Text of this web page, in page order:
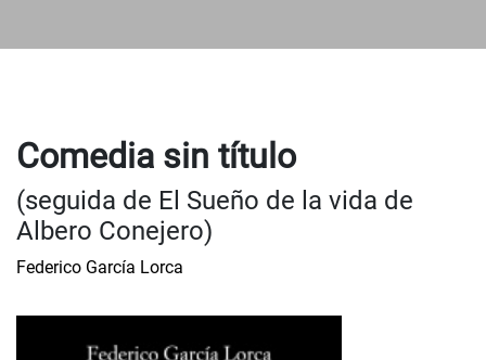
Comedia sin título
(seguida de El Sueño de la vida de
Albero Conejero)
Federico García Lorca